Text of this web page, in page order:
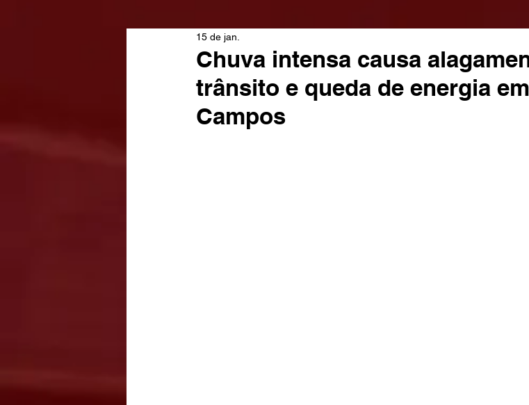
Chuva intensa causa
trânsito e queda de energia
Campos
15 de jan.